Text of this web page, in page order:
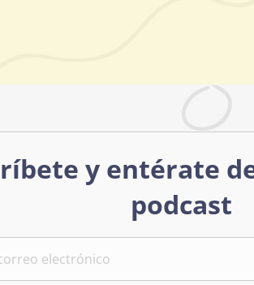
y entérate
podcast